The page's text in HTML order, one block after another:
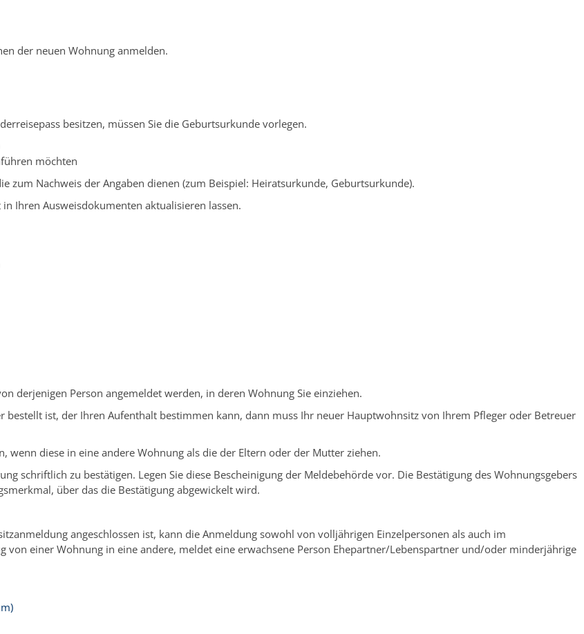
der neuen Wohnung anmelden.
besitzen, müssen Sie die Geburtsurkunde vorlegen.
möchten
zum Nachweis der Angaben dienen (zum Beispiel: Heiratsurkunde, Geburtsurkunde).
Ihren Ausweisdokumenten aktualisieren lassen.
derjenigen Person angemeldet werden, in deren Wohnung Sie einziehen.
bestellt ist, der Ihren Aufenthalt bestimmen kann, dann muss Ihr neuer Hauptwohnsitz von Ihrem Pfleger oder Betreuer
diese in eine andere Wohnung als die der Eltern oder der Mutter ziehen.
schriftlich zu bestätigen. Legen Sie diese Bescheinigung der Meldebehörde vor. Die Bestätigung des Wohnungsgebers
über das die Bestätigung abgewickelt wird.
angeschlossen ist, kann die Anmeldung sowohl von volljährigen Einzelpersonen als auch im
einer Wohnung in eine andere, meldet eine erwachsene Person Ehepartner/Lebenspartner und/oder minderjährige